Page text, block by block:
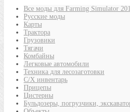
Все моды для Farming Simulator
Русские моды
Карты
Трактора
Грузовики
Тягачи
Комбайны
Легковые автомобили
Техника для лесозаготовки
С/Х инвентарь
Прицепы
Цистерны
Бульдозеры, погрузчики,